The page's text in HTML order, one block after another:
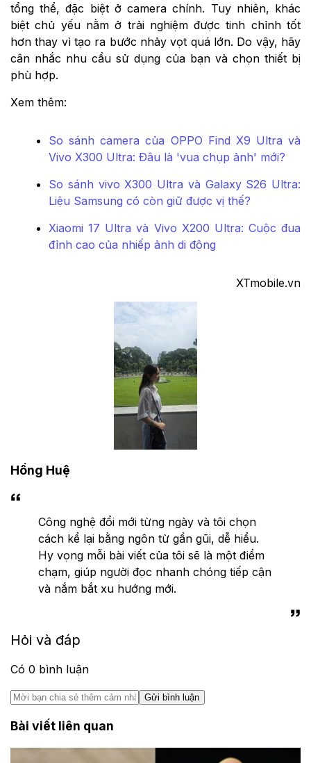
tổng thể, đặc biệt ở camera chính. Tuy nhiên, khác
biệt chủ yếu nằm ở trải nghiệm được tinh chỉnh tốt
hơn thay vì tạo ra bước nhảy vọt quá lớn. Do vậy, hãy
cân nhắc nhu cầu sử dụng của bạn và chọn thiết bị
phù hợp.
Xem thêm:
So sánh camera của OPPO Find X9 Ultra và
Vivo X300 Ultra: Đâu là 'vua chụp ảnh' mới?
So sánh vivo X300 Ultra và Galaxy S26 Ultra:
Liệu Samsung có còn giữ được vị thế?
Xiaomi 17 Ultra và Vivo X200 Ultra: Cuộc đua
đỉnh cao của nhiếp ảnh di động
XTmobile.vn
Hồng Huệ
Công nghệ đổi mới từng ngày và tôi chọn
cách kể lại bằng ngôn từ gần gũi, dễ hiểu.
Hy vọng mỗi bài viết của tôi sẽ là một điểm
chạm, giúp người đọc nhanh chóng tiếp cận
và nắm bắt xu hướng mới.
Hỏi và đáp
Có 0 bình luận
Gửi bình luận
Bài viết liên quan